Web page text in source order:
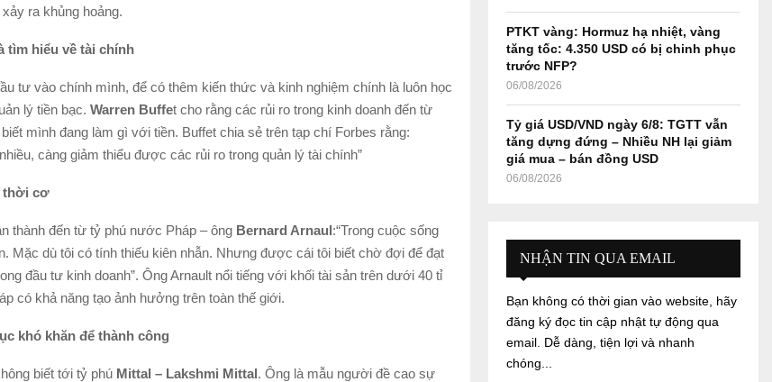
ra khủng hoảng.
tìm hiểu về tài chính
tư vào chính mình, để có thêm kiến thức và kinh nghiệm chính là luôn học
lý tiền bạc. Warren Buffet cho rằng các rủi ro trong kinh doanh đến từ
mình đang làm gì với tiền. Buffet chia sẻ trên tạp chí Forbes rằng:
càng giảm thiểu được các rủi ro trong quản lý tài chính”
thời cơ
thành đến từ tỷ phú nước Pháp – ông Bernard Arnaul:“Trong cuộc sống
Mặc dù tôi có tính thiếu kiên nhẫn. Nhưng được cái tôi biết chờ đợi để đạt
đầu tư kinh doanh”. Ông Arnault nổi tiếng với khối tài sản trên dưới 40 tỉ
có khả năng tạo ảnh hưởng trên toàn thế giới.
khó khăn để thành công
biết tới tỷ phú Mittal – Lakshmi Mittal. Ông là mẫu người đề cao sự
PTKT vàng: Hormuz hạ nhiệt, vàng
tăng tốc: 4.350 USD có bị chinh phục
trước NFP?
06/08/2026
Tỷ giá USD/VND ngày 6/8: TGTT vẫn
tăng dựng đứng – Nhiều NH lại giảm
giá mua – bán đồng USD
06/08/2026
NHẬN TIN QUA EMAIL
Bạn không có thời gian vào website, hãy
đăng ký đọc tin cập nhật tự động qua
email. Dễ dàng, tiện lợi và nhanh
chóng...